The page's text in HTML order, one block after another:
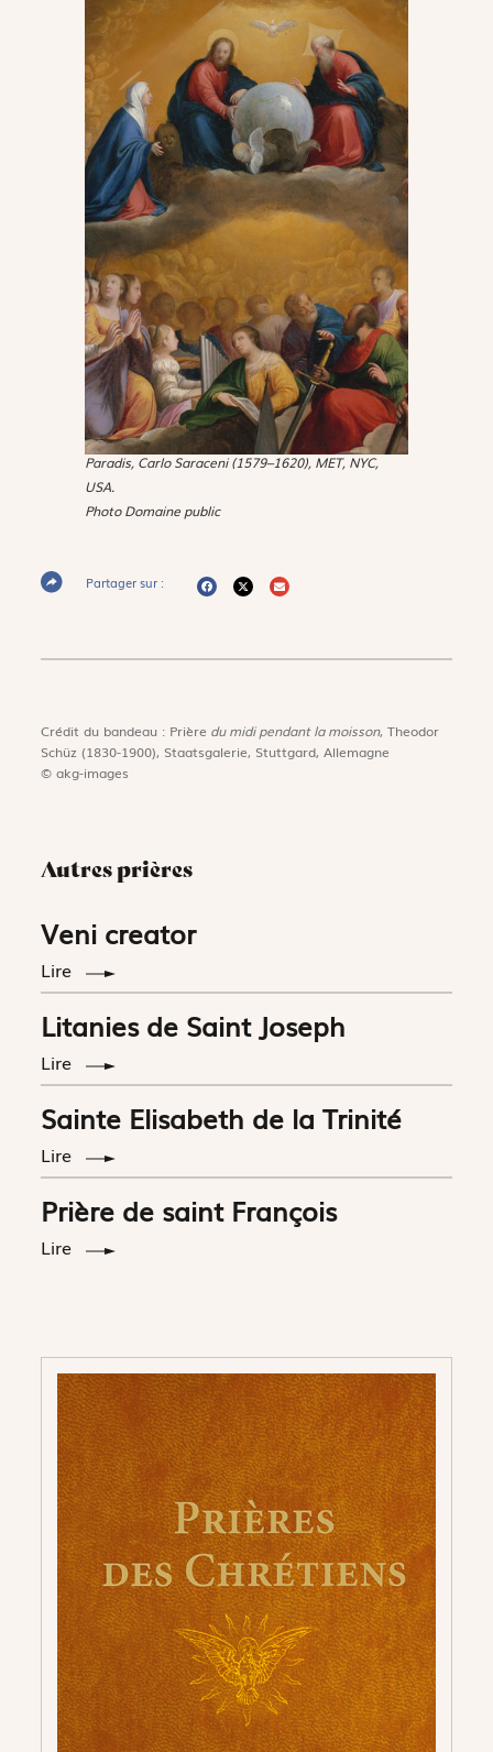
Paradis, Carlo Saraceni (1579–1620), MET, NYC,
USA.
Photo Domaine public
Partager sur :
Crédit du bandeau : Prière du midi pendant la moisson, Theodor
Schüz (1830-1900), Staatsgalerie, Stuttgard, Allemagne
© akg-images
Autres prières
Veni creator
Lire
Litanies de Saint Joseph
Lire
Sainte Elisabeth de la Trinité
Lire
Prière de saint François
Lire